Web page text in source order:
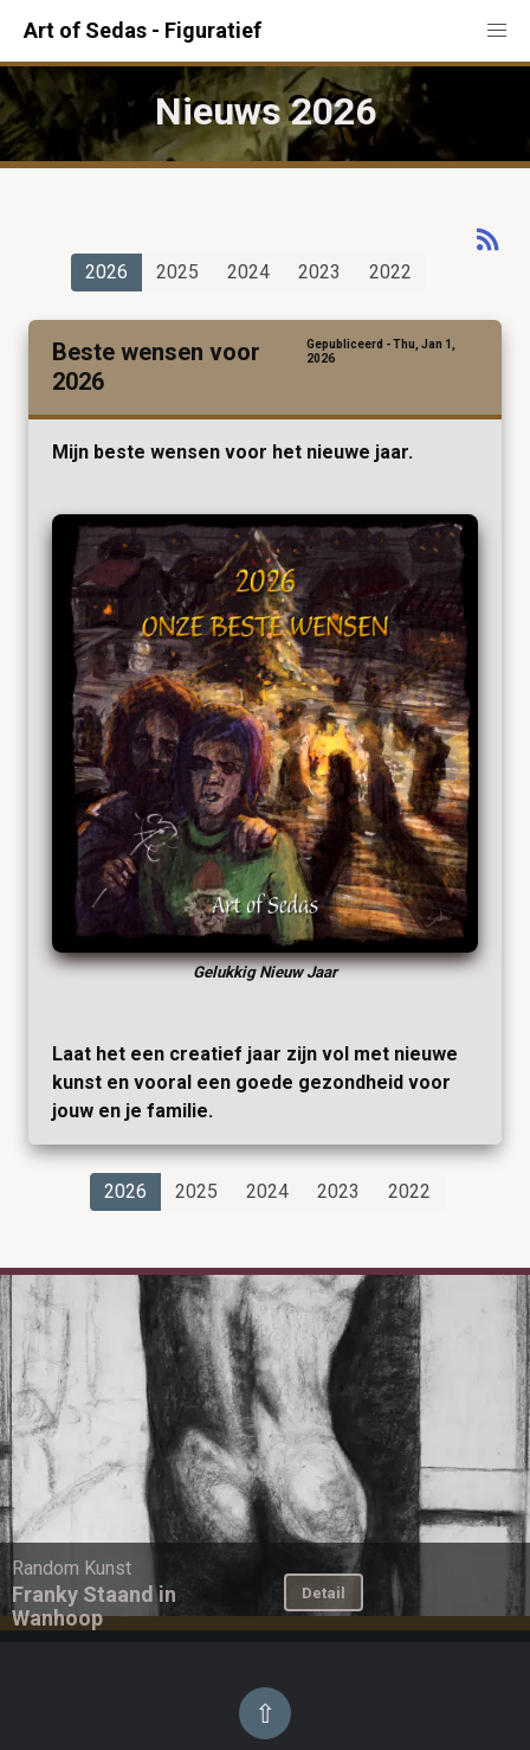
Art of Sedas - Figuratief
Nieuws 2026
2026 2025 2024 2023 2022
Beste wensen voor
2026
Gepubliceerd - Thu, Jan 1,
2026
Mijn beste wensen voor het nieuwe jaar.
Gelukkig Nieuw Jaar
Laat het een creatief jaar zijn vol met nieuwe
kunst en vooral een goede gezondheid voor
jouw en je familie.
2026 2025 2024 2023 2022
Random Kunst
Franky Staand in
Wanhoop
Detail
⇧